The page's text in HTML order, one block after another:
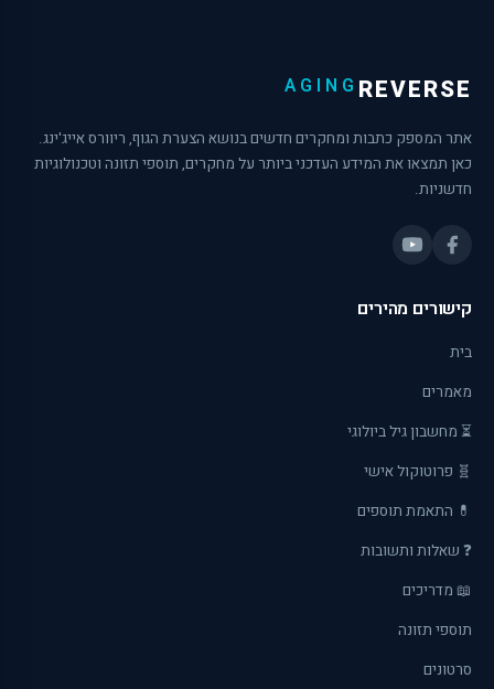
REVERSE
AGING
אתר המספק כתבות ומחקרים חדשים בנושא הצערת הגוף, ריוורס אייג'ינג.
כאן תמצאו את המידע העדכני ביותר על מחקרים, תוספי תזונה וטכנולוגיות
חדשניות.
קישורים מהירים
בית
מאמרים
⏳ מחשבון גיל ביולוגי
🧬 פרוטוקול אישי
💊 התאמת תוספים
❓ שאלות ותשובות
📖 מדריכים
תוספי תזונה
סרטונים